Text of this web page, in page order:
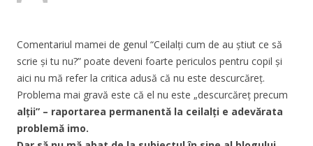
Comentariul mamei de genul “Ceilalți cum de au știut ce să
scrie și tu nu?” poate deveni foarte periculos pentru copil și
aici nu mă refer la critica adusă că nu este descurcăreț.
Problema mai gravă este că el nu este „descurcăreț precum
alții” – raportarea permanentă la ceilalți e adevărata
problemă imo.